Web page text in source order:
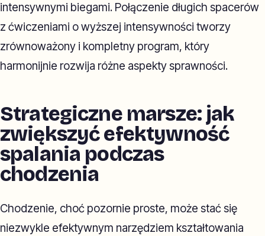
intensywnymi biegami. Połączenie długich spacerów
z ćwiczeniami o wyższej intensywności tworzy
zrównoważony i kompletny program, który
harmonijnie rozwija różne aspekty sprawności.
Strategiczne marsze: jak
zwiększyć efektywność
spalania podczas
chodzenia
Chodzenie, choć pozornie proste, może stać się
niezwykle efektywnym narzędziem kształtowania